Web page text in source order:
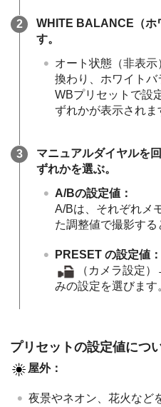
WHITE BALANCE（ホ
す。
オート状態（非表示
換わり、ホワイトバ
WBプリセットで設
ずれかが表示されま
マニュアルダイヤルを
ずれかを選ぶ。
A/Bの設定値：
A/Bは、それぞれメ
た調整値で撮影する
PRESET の設定値：
（カメラ設定
みの設定を選びます
プリセットの設定値につ
屋外：
夜景やネオン、花火など